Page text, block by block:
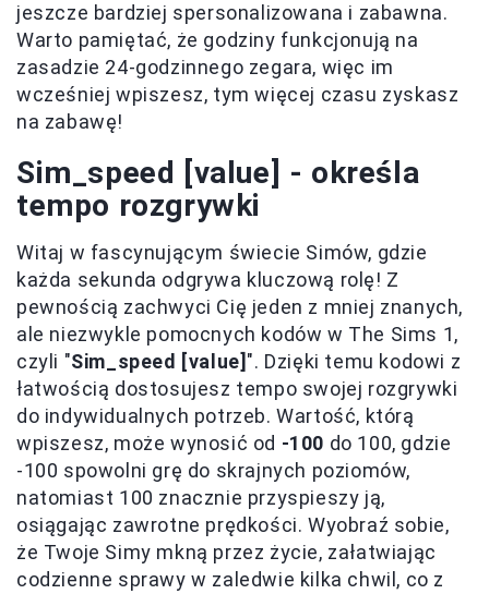
jeszcze bardziej spersonalizowana i zabawna.
Warto pamiętać, że godziny funkcjonują na
zasadzie 24-godzinnego zegara, więc im
wcześniej wpiszesz, tym więcej czasu zyskasz
na zabawę!
Sim_speed [value] - określa
tempo rozgrywki
Witaj w fascynującym świecie Simów, gdzie
każda sekunda odgrywa kluczową rolę! Z
pewnością zachwyci Cię jeden z mniej znanych,
ale niezwykle pomocnych kodów w The Sims 1,
czyli "Sim_speed [value] ". Dzięki temu kodowi z
łatwością dostosujesz tempo swojej rozgrywki
do indywidualnych potrzeb. Wartość, którą
wpiszesz, może wynosić od -100 do 100, gdzie
-100 spowolni grę do skrajnych poziomów,
natomiast 100 znacznie przyspieszy ją,
osiągając zawrotne prędkości. Wyobraź sobie,
że Twoje Simy mkną przez życie, załatwiając
codzienne sprawy w zaledwie kilka chwil, co z